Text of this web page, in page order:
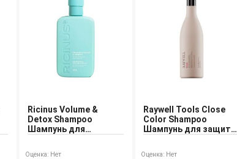
Ricinus Volume &
Detox Shampoo
Шампунь для
Оценка: Нет
Raywell Tools Close
Color Shampoo
Шампунь для защиты
Оценка: Нет